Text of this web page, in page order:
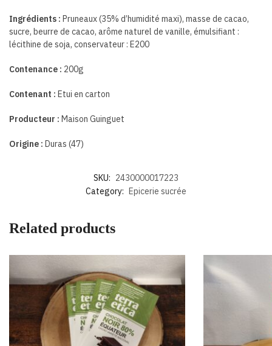
Ingrédients : Pruneaux (35% d’humidité maxi), masse de cacao,
sucre, beurre de cacao, arôme naturel de vanille, émulsifiant :
lécithine de soja, conservateur : E200
Contenance : 200g
Contenant : Etui en carton
Producteur : Maison Guinguet
Origine : Duras (47)
SKU: 2430000017223
Category:
Epicerie sucrée
Related products